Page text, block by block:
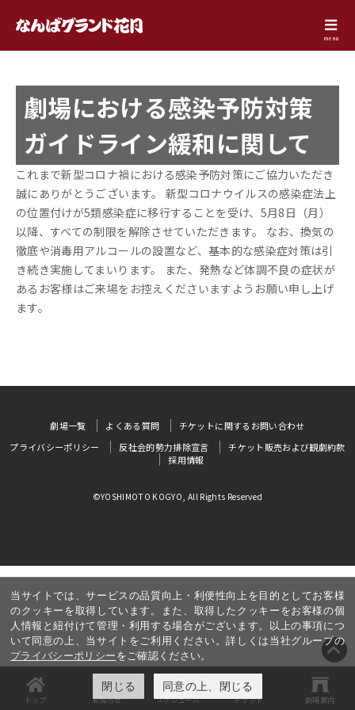
menu
劇場における感染予防対策
ガイドライン緩和に関して
これまで新型コロナ禍における感染予防対策にご協力いただき
誠にありがとうございます。 新型コロナウイルスの感染症法上
の位置付けが5類感染症に移行することを受け、5月8日（月）
以降、すべての制限を解除させていただきます。 なお、換気の
徹底や消毒用アルコールの設置など、基本的な感染症対策は引
き続き実施してまいります。 また、発熱など体調不良の症状が
あるお客様はご来場をお控えくださいますようお願い申し上げ
ます。
トップ お知らせ スケジュール チケット 劇場案内
当サイトでは、サービスの品質向上・利便性向上を目的としてお客様
のクッキーを取得しています。また、取得したクッキーをお客様の個
人情報と紐付けて管理・利用する場合がございます。以上の事項につ
いて同意の上、当サイトをご利用ください。詳しくは当社グループの
プライバシーポリシーをご確認ください。
閉じる 同意の上、閉じる
劇場一覧 よくある質問
チケットに関するお問い合わせ
プライバシーポリシー
反社会的勢力排除宣言
チケット販売および観劇約款
採用情報
©YOSHIMOTO KOGYO, All Rights Reserved